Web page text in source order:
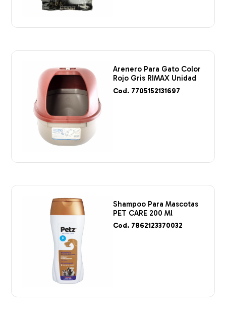
Arenero Para Gato Color
Rojo Gris RIMAX Unidad
Cod. 7705152131697
Shampoo Para Mascotas
PET CARE 200 Ml
Cod. 7862123370032